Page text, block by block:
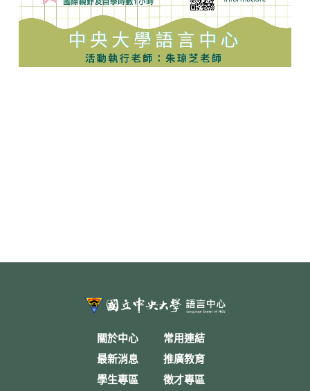
關於中心
最新消息
學生專區
常用連結
推廣教育
徵才專區